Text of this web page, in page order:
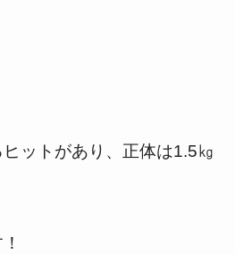
ットがあり、正体は1.5㎏